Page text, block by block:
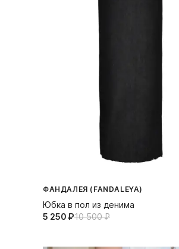
ФАНДАЛЕЯ (FANDALEYA)
Юбка в пол из денима
5 250⁠ ⁠₽10 500⁠ ⁠₽